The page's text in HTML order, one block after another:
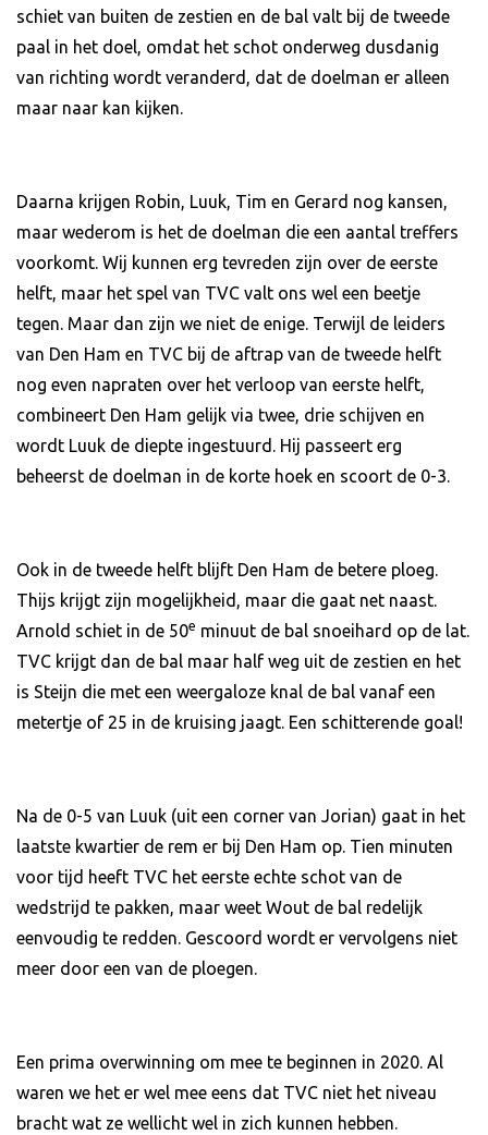
schiet van buiten de zestien en de bal valt bij de tweede
paal in het doel, omdat het schot onderweg dusdanig
van richting wordt veranderd, dat de doelman er alleen
maar naar kan kijken.
Daarna krijgen Robin, Luuk, Tim en Gerard nog kansen,
maar wederom is het de doelman die een aantal treffers
voorkomt. Wij kunnen erg tevreden zijn over de eerste
helft, maar het spel van TVC valt ons wel een beetje
tegen. Maar dan zijn we niet de enige. Terwijl de leiders
van Den Ham en TVC bij de aftrap van de tweede helft
nog even napraten over het verloop van eerste helft,
combineert Den Ham gelijk via twee, drie schijven en
wordt Luuk de diepte ingestuurd. Hij passeert erg
beheerst de doelman in de korte hoek en scoort de 0-3.
Ook in de tweede helft blijft Den Ham de betere ploeg.
Thijs krijgt zijn mogelijkheid, maar die gaat net naast.
Arnold schiet in de 50e minuut de bal snoeihard op de lat.
TVC krijgt dan de bal maar half weg uit de zestien en het
is Steijn die met een weergaloze knal de bal vanaf een
metertje of 25 in de kruising jaagt. Een schitterende goal!
Na de 0-5 van Luuk (uit een corner van Jorian) gaat in het
laatste kwartier de rem er bij Den Ham op. Tien minuten
voor tijd heeft TVC het eerste echte schot van de
wedstrijd te pakken, maar weet Wout de bal redelijk
eenvoudig te redden. Gescoord wordt er vervolgens niet
meer door een van de ploegen.
Een prima overwinning om mee te beginnen in 2020. Al
waren we het er wel mee eens dat TVC niet het niveau
bracht wat ze wellicht wel in zich kunnen hebben.